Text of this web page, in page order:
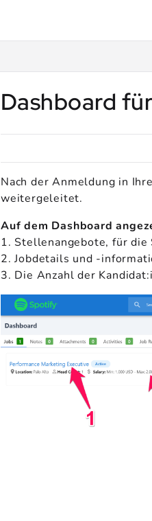
further.
Dashboard
Nach der Anmeldung in
weitergeleitet.
Auf dem Dashboard
1. Stellenangebote, für
2. Jobdetails und -
3. Die Anzahl der